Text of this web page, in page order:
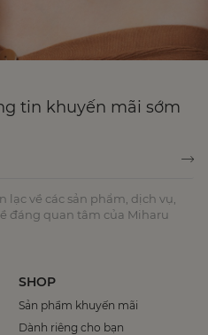
tin khuyến mãi sớm
về các sản phẩm, dịch vụ,
đáng quan tâm của Miharu
SHOP
Sản phẩm khuyến mãi
Dành riêng cho bạn